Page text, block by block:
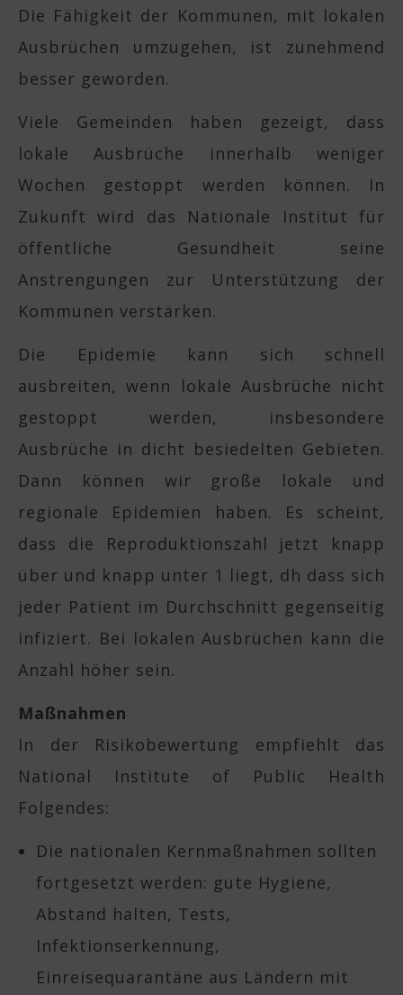
Die Fähigkeit der Kommunen, mit lokalen
Ausbrüchen umzugehen, ist zunehmend
besser geworden.
Viele Gemeinden haben gezeigt, dass
lokale Ausbrüche innerhalb weniger
Wochen gestoppt werden können. In
Zukunft wird das Nationale Institut für
öffentliche Gesundheit seine
Anstrengungen zur Unterstützung der
Kommunen verstärken.
Die Epidemie kann sich schnell
ausbreiten, wenn lokale Ausbrüche nicht
gestoppt werden, insbesondere
Ausbrüche in dicht besiedelten Gebieten.
Dann können wir große lokale und
regionale Epidemien haben. Es scheint,
dass die Reproduktionszahl jetzt knapp
über und knapp unter 1 liegt, dh dass sich
jeder Patient im Durchschnitt gegenseitig
infiziert. Bei lokalen Ausbrüchen kann die
Anzahl höher sein.
Maßnahmen
In der Risikobewertung empfiehlt das
National Institute of Public Health
Folgendes:
Die nationalen Kernmaßnahmen sollten
fortgesetzt werden: gute Hygiene,
Abstand halten, Tests,
Infektionserkennung,
Einreisequarantäne aus Ländern mit